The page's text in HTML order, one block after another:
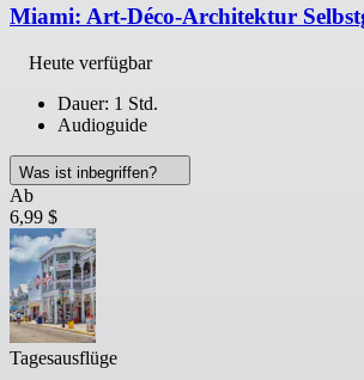
Miami: Art-Déco-Architektur
Heute verfügbar
Dauer: 1 Std.
Audioguide
Was ist inbegriffen?
Ab
6,99 $
Tagesausflüge